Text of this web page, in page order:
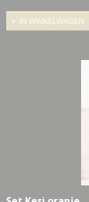
IN WINKELWAGEN